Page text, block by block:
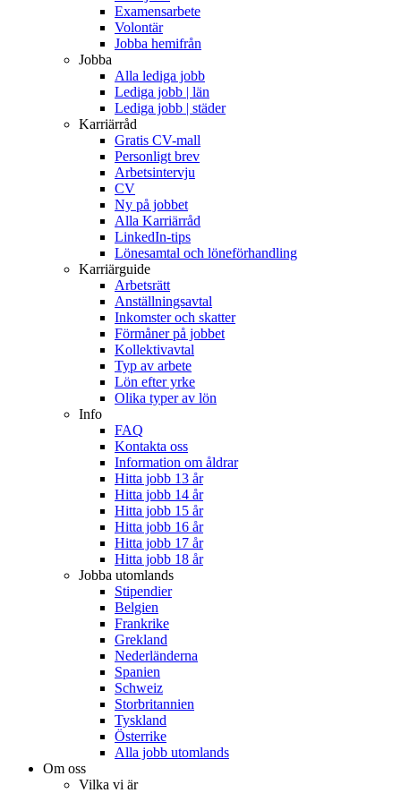
Examensarbete
Volontär
Jobba hemifrån
Jobba
Alla lediga jobb
Lediga jobb | län
Lediga jobb | städer
Karriärråd
Gratis CV-mall
Personligt brev
Arbetsintervju
CV
Ny på jobbet
Alla Karriärråd
LinkedIn-tips
Lönesamtal och löneförhandling
Karriärguide
Arbetsrätt
Anställningsavtal
Inkomster och skatter
Förmåner på jobbet
Kollektivavtal
Typ av arbete
Lön efter yrke
Olika typer av lön
Info
FAQ
Kontakta oss
Information om åldrar
Hitta jobb 13 år
Hitta jobb 14 år
Hitta jobb 15 år
Hitta jobb 16 år
Hitta jobb 17 år
Hitta jobb 18 år
Jobba utomlands
Stipendier
Belgien
Frankrike
Grekland
Nederländerna
Spanien
Schweiz
Storbritannien
Tyskland
Österrike
Alla jobb utomlands
Om oss
Vilka vi är